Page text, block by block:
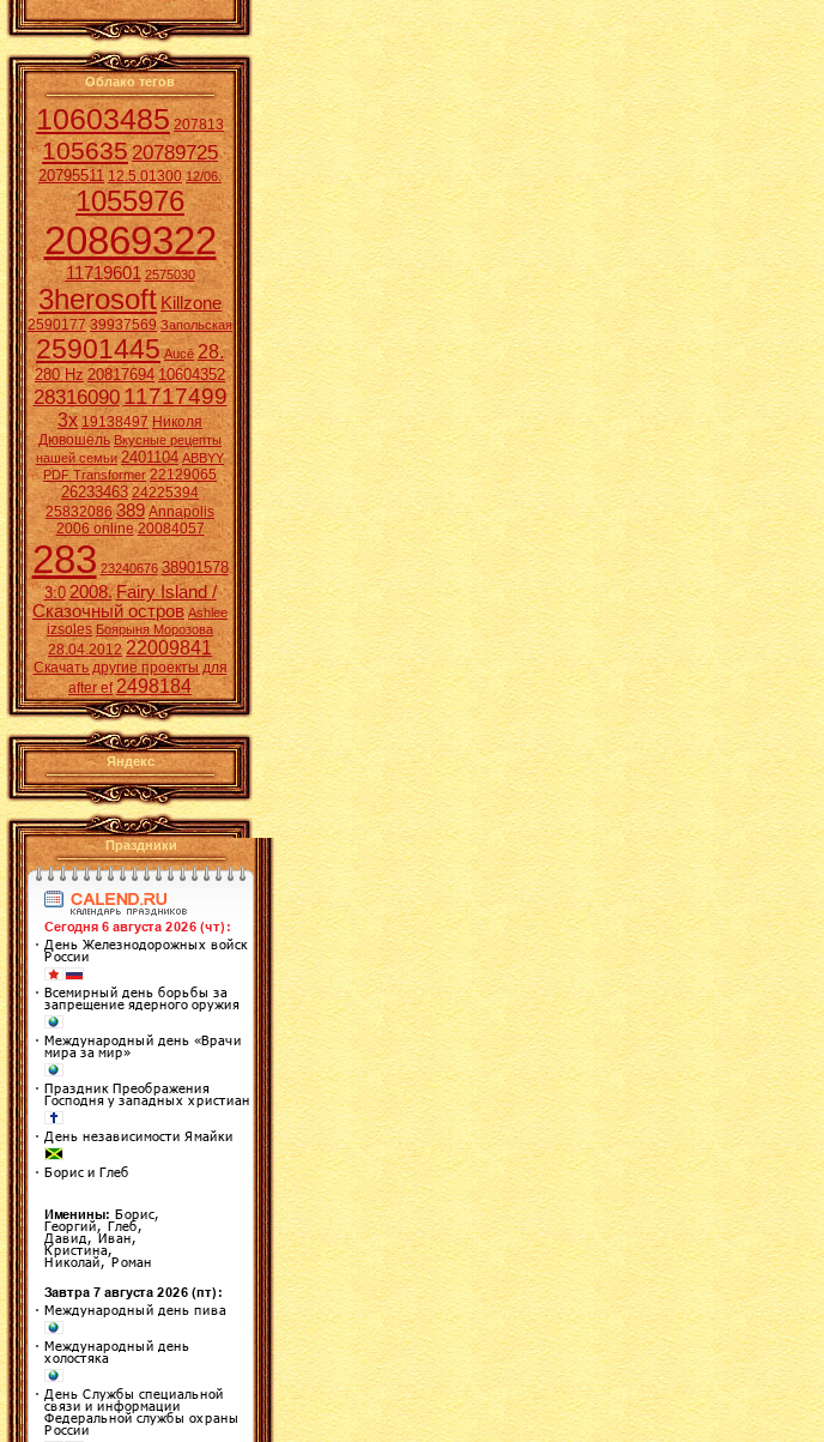
Облако тегов
10603485 207813
10563520789725
20795511 12.5.01300 12/06.
1055976
20869322
11719601 2575030
3herosoft Killzone
2590177 39937569 Запольская
25901445 Aucē 28.
280 Hz 20817694 10604352
2831609011717499
3x 19138497 Николя
Дювошель Вкусные рецепты
нашей семьи 2401104 ABBYY
PDF Transformer 22129065
26233463 24225394
25832086 389 Annapolis
2006 online 20084057
283 23240676 38901578
3:0 2008. Fairy Island /
Сказочный остров Ashlee
izsoles Боярыня Морозова
28.04.2012 22009841
Скачать другие проекты для
after ef 2498184
Яндекс
Праздники